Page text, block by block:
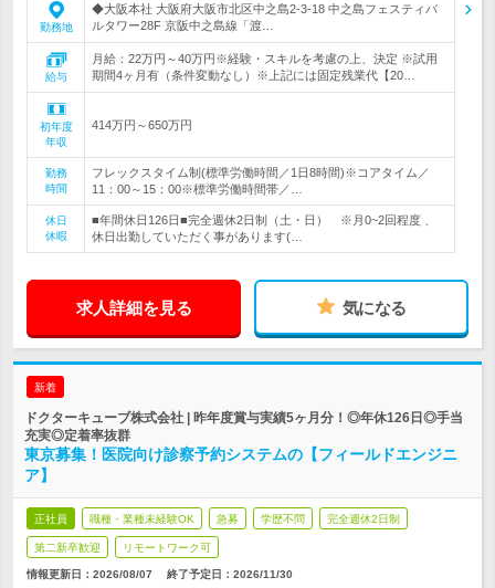
勤務地
◆大阪本社 大阪府大阪市北区中之島2-3-18 中之島フェスティバ
ルタワー28F 京阪中之島線「渡…
給与
月給：22万円～40万円※経験・スキルを考慮の上、決定 ※試用
期間4ヶ月有（条件変動なし）※上記には固定残業代【20…
初年度
年収
414万円～650万円
勤務
時間
フレックスタイム制(標準労働時間／1日8時間)※コアタイム／
11：00～15：00※標準労働時間帯／…
休日
休暇
■年間休日126日■完全週休2日制（土・日） ※月0~2回程度 、
休日出勤していただく事があります(…
求人詳細を見る 気になる
新着
ドクターキューブ株式会社 | 昨年度賞与実績5ヶ月分！◎年休126日◎手当
充実◎定着率抜群
東京募集！医院向け診察予約システムの【フィールドエンジニ
ア】
正社員 職種・業種未経験OK 急募 学歴不問 完全週休2日制
第二新卒歓迎 リモートワーク可
情報更新日：2026/08/07 終了予定日： 2026/11/30